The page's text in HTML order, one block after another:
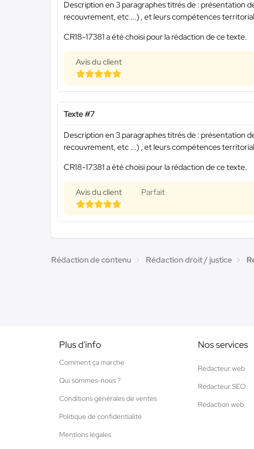
Description en 3 paragraphes titrés de : présentation
recouvrement, etc ...) , et leurs compétences
CR18-17381 a été choisi pour la rédaction de ce texte.
Avis du client
Texte #7
Description en 3 paragraphes titrés de : présentation
recouvrement, etc ...) , et leurs compétences
CR18-17381 a été choisi pour la rédaction de ce texte.
Avis du client Parfait
Rédaction de contenu Rédaction droit / justice
Plus d'info
Comment ça marche
Qui sommes-nous ?
Conditions générales de ventes
Politique de confidentialité
Mentions légales
Nos services
Rédacteur web
Rédacteur SEO
Rédaction web